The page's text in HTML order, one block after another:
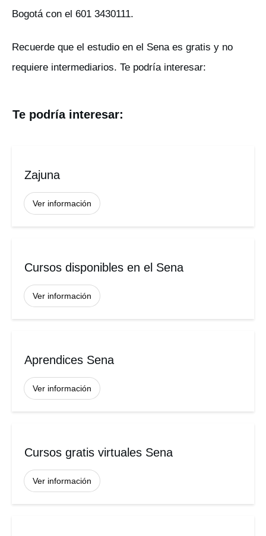
Bogotá con el 601 3430111.
Recuerde que el estudio en el Sena es gratis y no
requiere intermediarios. Te podría interesar:
Te podría interesar:
Zajuna
Ver información
Cursos disponibles en el Sena
Ver información
Aprendices Sena
Ver información
Cursos gratis virtuales Sena
Ver información